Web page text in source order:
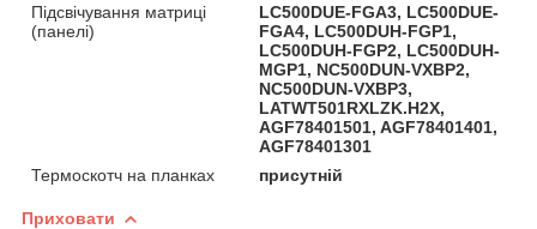
Підсвічування матриці
(панелі)
LC500DUE-FGA3, LC500DUE-
FGA4, LC500DUH-FGP1,
LC500DUH-FGP2, LC500DUH-
MGP1, NC500DUN-VXBP2,
NC500DUN-VXBP3,
LATWT501RXLZK.H2X,
AGF78401501, AGF78401401,
AGF78401301
Термоскотч на планках
присутній
Приховати